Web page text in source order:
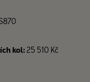
kol:25 510 Kč